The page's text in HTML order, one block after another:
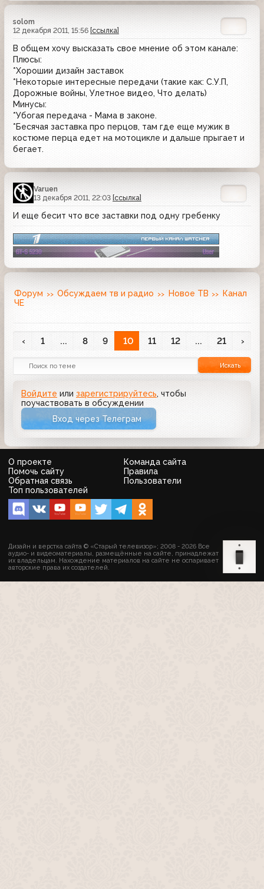
solom
12 декабря 2011, 15:56 [ссылка]
В общем хочу высказать свое мнение об этом канале:
Плюсы:
*Хорошии дизайн заставок
*Некоторые интересные передачи (такие как: С.У.П,
Дорожные войны, Улетное видео, Что делать)
Минусы:
*Убогая передача - Мама в законе.
*Бесячая заставка про перцов, там где еще мужик в
костюме перца едет на мотоцикле и дальше прыгает и
бегает.
Varuen
13 декабря 2011, 22:03 [ссылка]
И еще бесит что все заставки под одну гребенку
Форум Обсуждаем тв и радио Новое ТВ
Канал
ЧЕ
‹ 1 ... 8 9 10 11 12 ... 21 ›
Искать
Войдите или зарегистрируйтесь, чтобы
поучаствовать в обсуждении
Вход через Телеграм
О проекте
Команда сайта
Помочь сайту
Правила
Обратная связь
Пользователи
Топ пользователей
Дизайн и верстка сайта © «Старый телевизор»; 2008 - 2026 Все
аудио- и видеоматериалы, размещённые на сайте, принадлежат
их владельцам. Нахождение материалов на сайте не оспаривает
авторские права их создателей.